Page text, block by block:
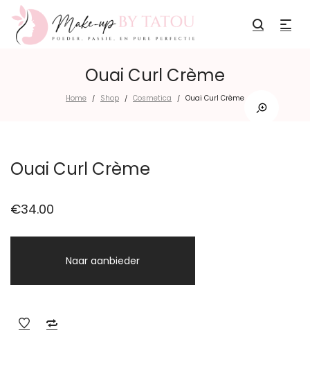
Ouai Curl Crème
Home / Shop / Cosmetica / Ouai Curl Crème
Ouai Curl Crème
€34.00
Naar aanbieder